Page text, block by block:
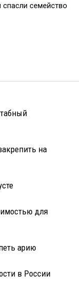
спасли семейство
на
для
арию
в России